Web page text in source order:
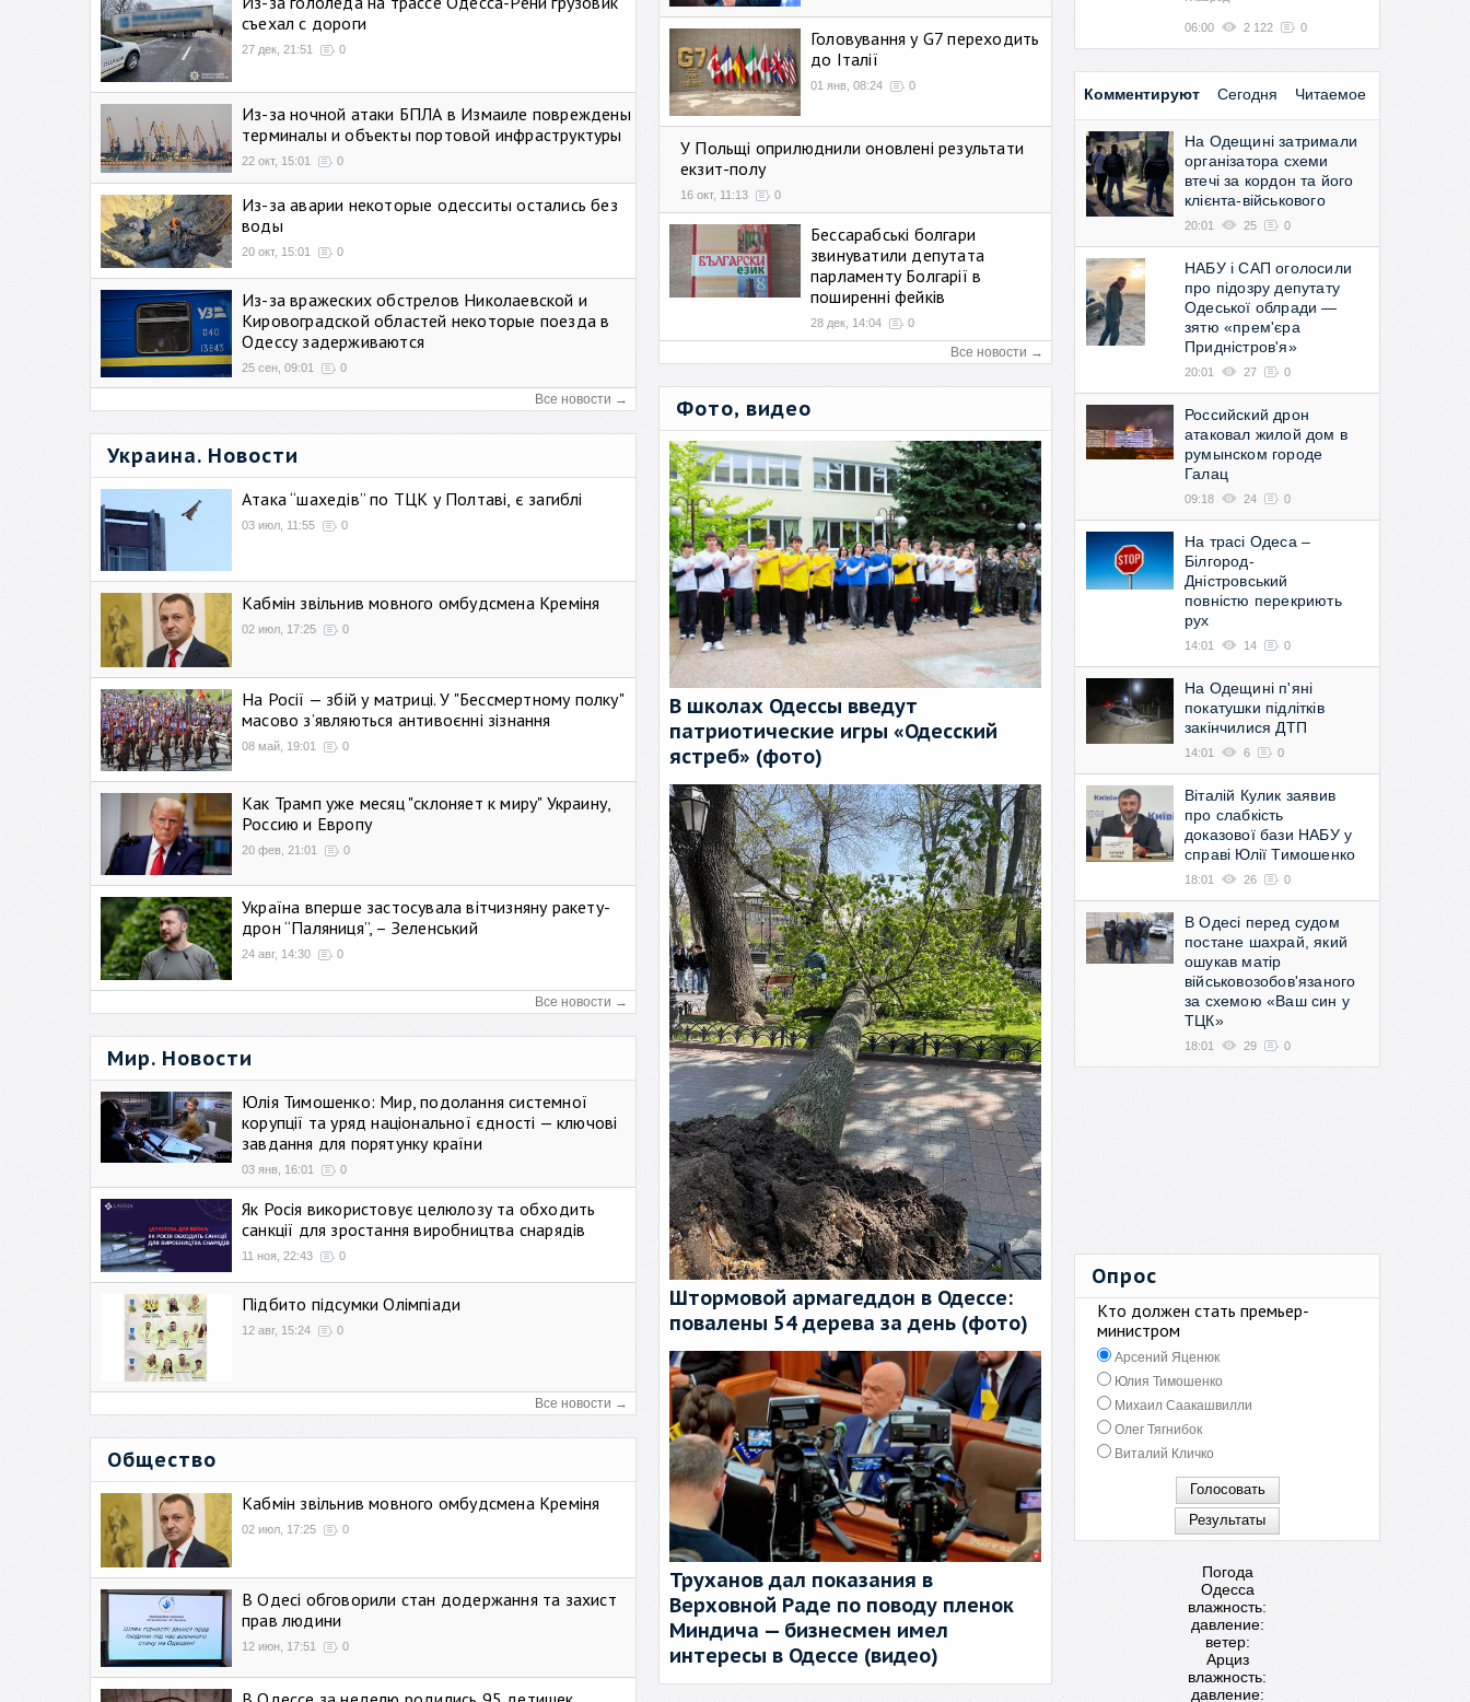
съехал с дороги
27 дек, 21:51 0
Из-за ночной атаки БПЛА в Измаиле повреждены
терминалы и объекты портовой инфраструктуры
22 окт, 15:01 0
Из-за аварии некоторые одесситы остались без
воды
20 окт, 15:01 0
Из-за вражеских обстрелов Николаевской и
Кировоградской областей некоторые поезда в
Одессу задерживаются
25 сен, 09:01 0
Все новости →
Украина. Новости
Атака “шахедів” по ТЦК у Полтаві, є загиблі
03 июл, 11:55 0
Кабмін звільнив мовного омбудсмена Креміня
02 июл, 17:25 0
На Росії — збій у матриці. У "Бессмертному полку"
масово зʼявляються антивоєнні зізнання
08 май, 19:01 0
Как Трамп уже месяц "склоняет к миру" Украину,
Россию и Европу
20 фев, 21:01 0
Україна вперше застосувала вітчизняну ракету-
дрон “Паляниця”, – Зеленський
24 авг, 14:30 0
Все новости →
Мир. Новости
Юлія Тимошенко: Мир, подолання системної
корупції та уряд національної єдності — ключові
завдання для порятунку країни
03 янв, 16:01 0
Як Росія використовує целюлозу та обходить
санкції для зростання виробництва снарядів
11 ноя, 22:43 0
Підбито підсумки Олімпіади
12 авг, 15:24 0
Все новости →
Общество
Кабмін звільнив мовного омбудсмена Креміня
02 июл, 17:25 0
В Одесі обговорили стан додержання та захист
прав людини
12 июн, 17:51 0
Головування у G7 переходить
до Італії
01 янв, 08:24 0
У Польщі оприлюднили оновлені результати
екзит-полу
16 окт, 11:13 0
Бессарабські болгари
звинуватили депутата
парламенту Болгарії в
поширенні фейків
28 дек, 14:04 0
Все новости →
Фото, видео
В школах Одессы введут
патриотические игры «Одесский
ястреб» (фото)
Штормовой армагеддон в Одессе:
повалены 54 дерева за день (фото)
Труханов дал показания в
Верховной Раде по поводу пленок
Миндича — бизнесмен имел
интересы в Одессе (видео)
06:00 2 122 0
Комментируют Сегодня Читаемое
На Одещині затримали
організатора схеми
втечі за кордон та його
клієнта-військового
20:01 25 0
НАБУ і САП оголосили
про підозру депутату
Одеської облради —
зятю «прем'єра
Придністров'я»
20:01 27 0
Российский дрон
атаковал жилой дом в
румынском городе
Галац
09:18 24 0
На трасі Одеса –
Білгород-
Дністровський
повністю перекриють
рух
14:01 14 0
На Одещині п'яні
покатушки підлітків
закінчилися ДТП
14:01 6 0
Віталій Кулик заявив
про слабкість
доказової бази НАБУ у
справі Юлії Тимошенко
18:01 26 0
В Одесі перед судом
постане шахрай, який
ошукав матір
військовозобов'язаного
за схемою «Ваш син у
ТЦК»
18:01 29 0
Опрос
Кто должен стать премьер-
министром
Арсений Яценюк
Юлия Тимошенко
Михаил Саакашвилли
Олег Тягнибок
Виталий Кличко
Погода
Одесса
влажность:
давление:
ветер:
Арциз
влажность:
давление: